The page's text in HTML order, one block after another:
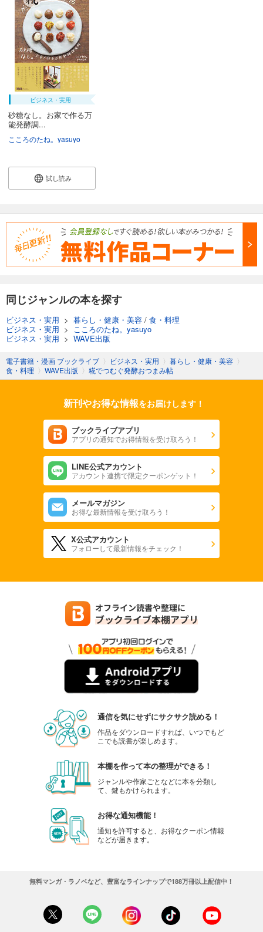
ビジネス・実用
砂糖なし。お家で作る万
能発酵調...
こころのたね。yasuyo
試し読み
同じジャンルの本を探す
ビジネス・実用 > 暮らし・健康・美容 / 食・料理
ビジネス・実用 > こころのたね。yasuyo
ビジネス・実用 > WAVE出版
電子書籍・漫画 ブックライブ 〉 ビジネス・実用 〉 暮らし・健康・美容 〉
食・料理 〉 WAVE出版 〉 糀でつむぐ発酵おつまみ帖
新刊やお得な情報をお届けします！
ブックライブアプリ
アプリの通知でお得情報を受け取ろう！
LINE公式アカウント
アカウント連携で限定クーポンゲット！
メールマガジン
お得な最新情報を受け取ろう！
X公式アカウント
フォローして最新情報をチェック！
通信を気にせずにサクサク読める！
作品をダウンロードすれば、いつでもど
こでも読書が楽しめます。
本棚を作って本の整理ができる！
ジャンルや作家ごとなどに本を分類し
て、鍵もかけられます。
お得な通知機能！
通知を許可すると、お得なクーポン情報
などが届きます。
無料マンガ・ラノベなど、豊富なラインナップで188万冊以上配信中！